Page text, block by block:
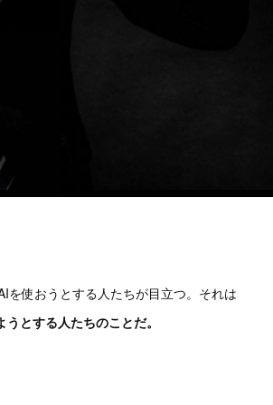
を使おうとする人たちが目立つ。それは
とする人たちのことだ。